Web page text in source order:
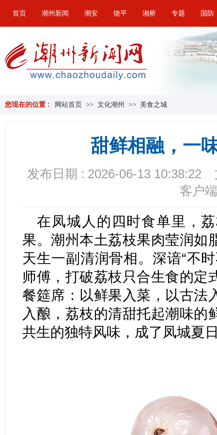
首页 潮州新闻 潮安 饶平 湘桥 专题 国防
您现在的位置 : 网站首页 >> 文化潮州 >> 美食之城
甜鲜相融，一
发布日期 : 2026-06-13 10:38:22
客户端
在凤城人的四时食单里，
果。潮州本土荔枝果肉莹润如
天生一副清润骨相。深谙“不
师傅，打破荔枝只合生食的定
餐筵席：以鲜果入菜，以古法
入酿，荔枝的清甜托起潮味的
共生的独特风味，成了凤城夏